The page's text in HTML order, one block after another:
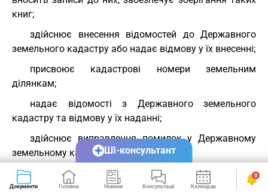
книг;
здійснює внесення відомостей до Державного
земельного кадастру або надає відмову у їх внесенні;
присвоює кадастрові номери земельним
ділянкам;
надає відомості з Державного земельного
кадастру та відмову у їх наданні;
здійснює виправлення помилок у Державному
земельному кадастрі;
передає органам державної реєстрації речових
прав на нерухоме майно відомості про земельні
Документи Головна Новини Консультації Календар Сервіси
0
ШІ-консультант